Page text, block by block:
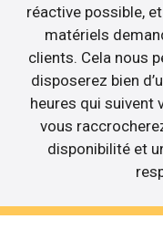
réactive possible,
matériels
clients. Cela nous
disposerez bien
heures qui suivent
vous
disponibilité et